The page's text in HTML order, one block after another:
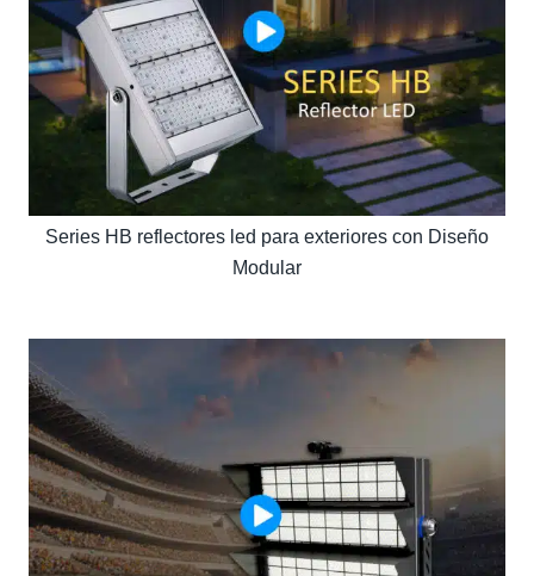
Series HB reflectores led para exteriores con Diseño
Modular